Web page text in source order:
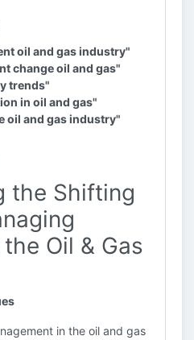
oil and gas industry"
change oil and gas"
trends"
in oil and gas"
oil and gas industry"
the Shifting
Oil & Gas
in the oil and gas